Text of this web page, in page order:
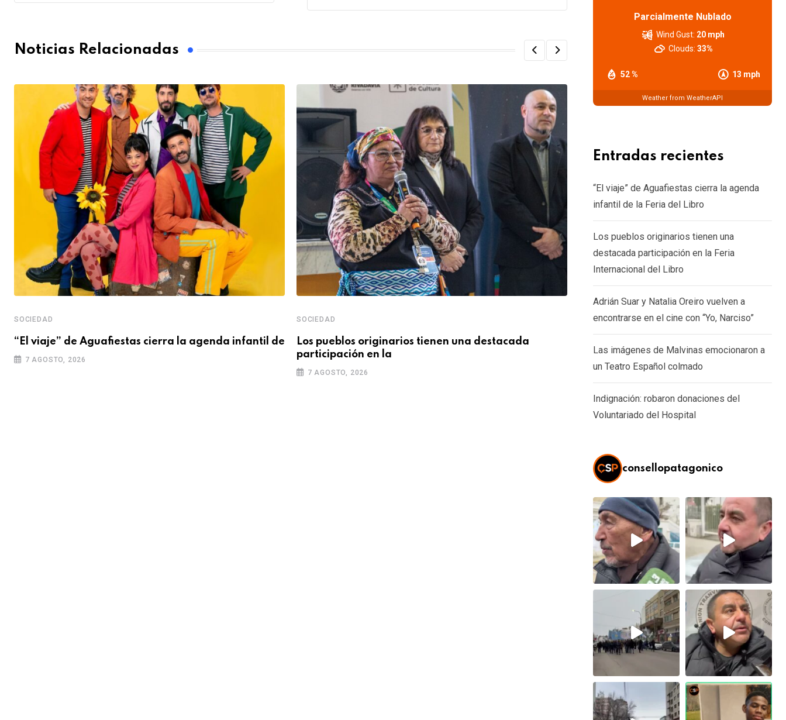
Noticias Relacionadas
SOCIEDAD
“El viaje” de Aguafiestas cierra la agenda infantil de
7 AGOSTO, 2026
SOCIEDAD
Los pueblos originarios tienen una destacada
participación en la
7 AGOSTO, 2026
CARTELERA
7 AGOSTO, 2026
Parcialmente Nublado
52 % 13 mph
Wind Gust: 20 mph
Clouds: 33%
Weather from WeatherAPI
Entradas recientes
“El viaje” de Aguafiestas cierra la agenda
infantil de la Feria del Libro
Los pueblos originarios tienen una
destacada participación en la Feria
Internacional del Libro
Adrián Suar y Natalia Oreiro vuelven a
encontrarse en el cine con “Yo, Narciso”
Las imágenes de Malvinas emocionaron a
un Teatro Español colmado
Indignación: robaron donaciones del
Voluntariado del Hospital
consellopatagonico